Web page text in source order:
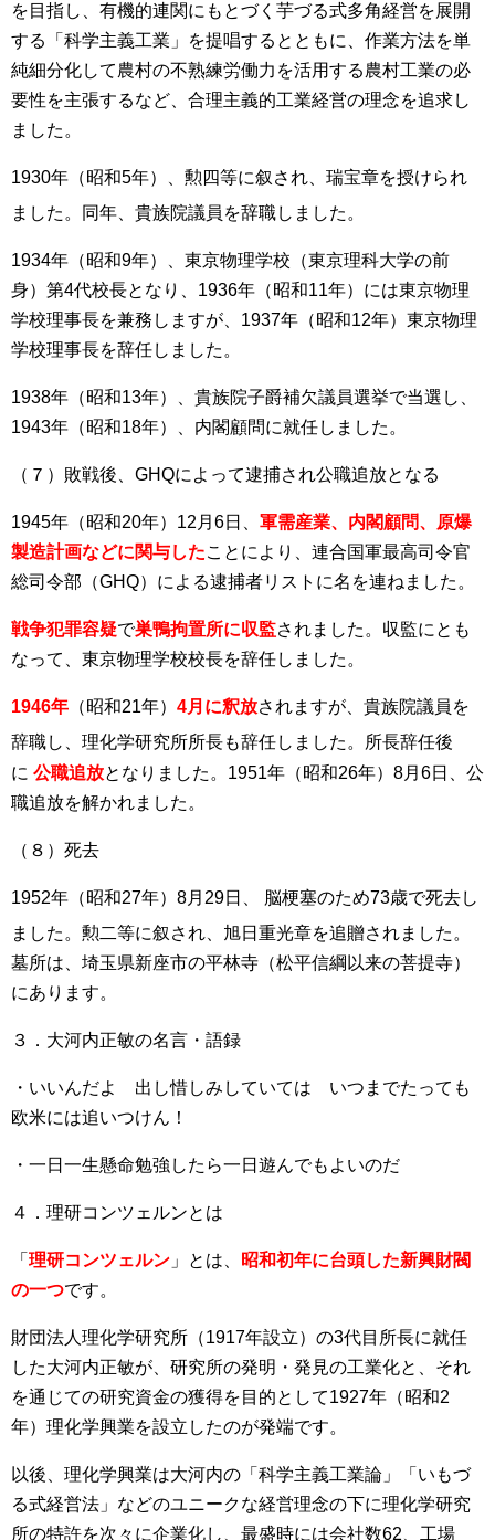
を目指し、有機的連関にもとづく芋づる式多角経営を展開
する「科学主義工業」を提唱するとともに、作業方法を単
純細分化して農村の不熟練労働力を活用する農村工業の必
要性を主張するなど、合理主義的工業経営の理念を追求し
ました。
1930年（昭和5年）、勲四等に叙され、瑞宝章を授けられ
ました。同年、貴族院議員を辞職しました 。
1934年（昭和9年）、東京物理学校（東京理科大学の前
身）第4代校長となり、1936年（昭和11年）には東京物理
学校理事長を兼務しますが、1937年（昭和12年）東京物理
学校理事長を辞任しました。
1938年（昭和13年）、貴族院子爵補欠議員選挙で当選し、
1943年（昭和18年）、内閣顧問に就任しました。
（７）敗戦後、GHQによって逮捕され公職追放となる
1945年（昭和20年）12月6日、 軍需産業、内閣顧問、原爆
製造計画などに関与したことにより、連合国軍最高司令官
総司令部（GHQ）による逮捕者リストに名を連ねました。
戦争犯罪容疑で巣鴨拘置所に収監されました。収監にとも
なって、東京物理学校校長を辞任しました。
1946年 （昭和21年） 4月に釈放されますが、貴族院議員を
辞職し 、理化学研究所所長も辞任しました。所長辞任後
に 公職追放となりました。1951年（昭和26年）8月6日、公
職追放を解かれました。
（８）死去
1952年（昭和27年）8月29日、 脳梗塞のため73歳で死去し
ました。勲二等に叙され、旭日重光章を追贈されました 。
墓所は、埼玉県新座市の平林寺（松平信綱以来の菩提寺）
にあります。
３．大河内正敏の名言・語録
・いいんだよ 出し惜しみしていては いつまでたっても
欧米には追いつけん！
・一日一生懸命勉強したら一日遊んでもよいのだ
４．理研コンツェルンとは
「 理研コンツェルン 」とは、
昭和初年に台頭した新興財閥
の一つです。
財団法人理化学研究所（1917年設立）の3代目所長に就任
した大河内正敏が、研究所の発明・発見の工業化と、それ
を通じての研究資金の獲得を目的として1927年（昭和2
年）理化学興業を設立したのが発端です。
以後、理化学興業は大河内の「科学主義工業論」「いもづ
る式経営法」などのユニークな経営理念の下に理化学研究
所の特許を次々に企業化し、最盛時には会社数62、工場